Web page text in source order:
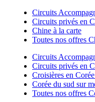
Circuits
Circuits privés en
Chine à la carte
Toutes nos offres
Circuits
Circuits privés en
Croisières en
Corée du sud sur
Toutes nos offres